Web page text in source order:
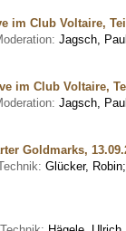
im Club Voltaire,
Jagsch,
im Club Voltaire,
Jagsch,
Goldmarks,
Glücker,